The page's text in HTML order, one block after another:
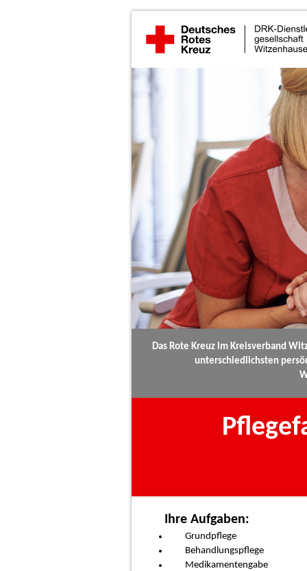
Das Rote Kreuz im Kreisverband
unterschiedlichsten
Ihre Aufgaben:
Grundpflege
Behandlungspflege
Medikamentengabe